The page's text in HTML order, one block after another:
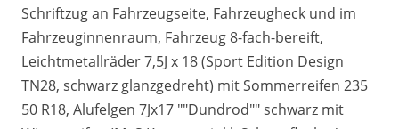
Schriftzug an Fahrzeugseite, Fahrzeugheck und im
Fahrzeuginnenraum, Fahrzeug 8-fach-bereift,
Leichtmetallräder 7,5J x 18 (Sport Edition Design
TN28, schwarz glanzgedreht) mit Sommerreifen 235
50 R18, Alufelgen 7Jx17 ""Dundrod"" schwarz mit